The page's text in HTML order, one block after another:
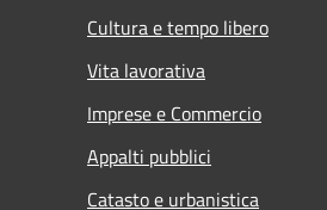
Cultura e tempo libero
Vita lavorativa
Imprese e Commercio
Appalti pubblici
Catasto e urbanistica